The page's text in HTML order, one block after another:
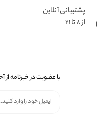
پشتیبانی آنلاین
از 8 تا 21
با عضویت در خبرنامه از